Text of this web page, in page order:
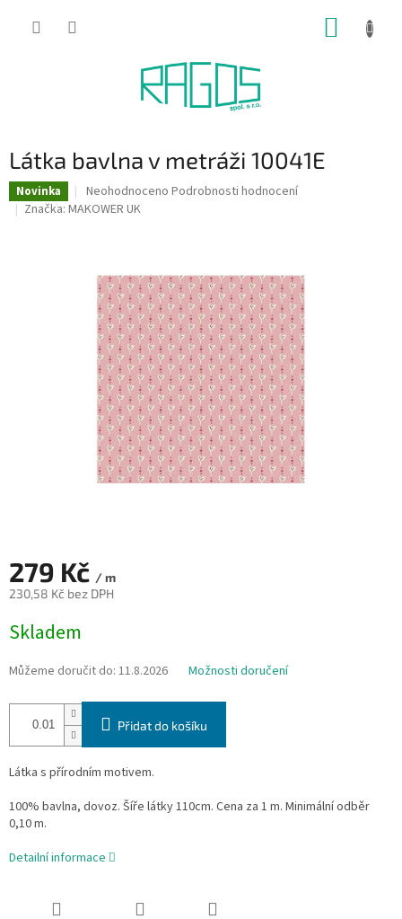
Látka bavlna v metráži 10041E
Novinka
Průměrné
hodnocení
hvězdiček.
Neohodnoceno Podrobnosti hodnocení
Značka: MAKOWER UK
279 Kč / m
230,58 Kč bez DPH
cena:
Skladem
Můžeme doručit do: 11.8.2026 Možnosti doručení
Přidat do košíku
Látka s přírodním motivem.
100% bavlna, dovoz. Šíře látky 110cm. Cena za 1 m. Minimální odběr
0,10 m.
Detailní informace